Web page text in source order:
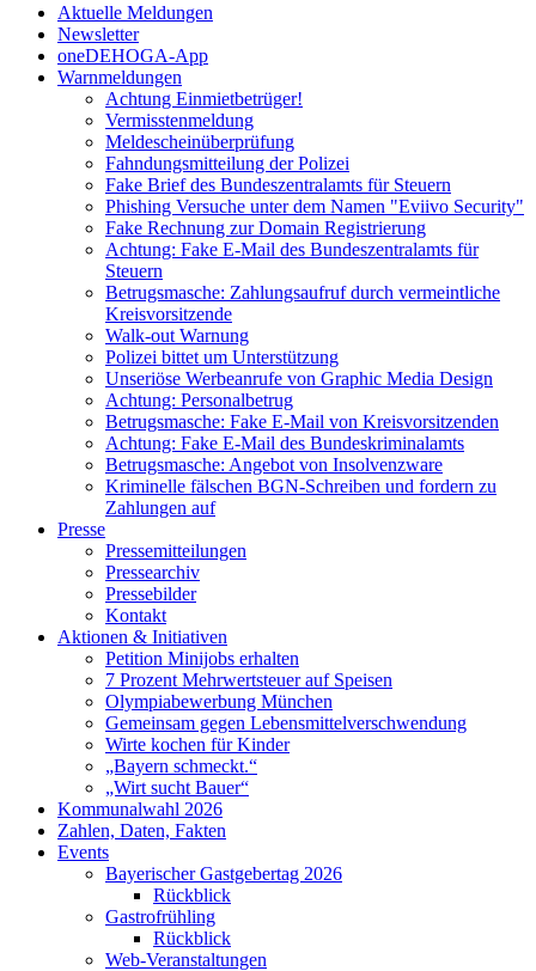
Aktuelle Meldungen
Newsletter
oneDEHOGA-App
Warnmeldungen
Achtung Einmietbetrüger!
Vermisstenmeldung
Meldescheinüberprüfung
Fahndungsmitteilung der Polizei
Fake Brief des Bundeszentralamts für Steuern
Phishing Versuche unter dem Namen "Eviivo Security"
Fake Rechnung zur Domain Registrierung
Achtung: Fake E-Mail des Bundeszentralamts für
Steuern
Betrugsmasche: Zahlungsaufruf durch vermeintliche
Kreisvorsitzende
Walk-out Warnung
Polizei bittet um Unterstützung
Unseriöse Werbeanrufe von Graphic Media Design
Achtung: Personalbetrug
Betrugsmasche: Fake E-Mail von Kreisvorsitzenden
Achtung: Fake E-Mail des Bundeskriminalamts
Betrugsmasche: Angebot von Insolvenzware
Kriminelle fälschen BGN-Schreiben und fordern zu
Zahlungen auf
Presse
Pressemitteilungen
Pressearchiv
Pressebilder
Kontakt
Aktionen & Initiativen
Petition Minijobs erhalten
7 Prozent Mehrwertsteuer auf Speisen
Olympiabewerbung München
Gemeinsam gegen Lebensmittelverschwendung
Wirte kochen für Kinder
„Bayern schmeckt.“
„Wirt sucht Bauer“
Kommunalwahl 2026
Zahlen, Daten, Fakten
Events
Bayerischer Gastgebertag 2026
Rückblick
Gastrofrühling
Rückblick
Web-Veranstaltungen